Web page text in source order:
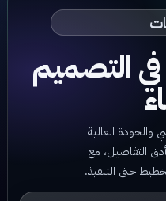
التصميم
والجودة العالية
التفاصيل، مع
حتى التنفيذ.